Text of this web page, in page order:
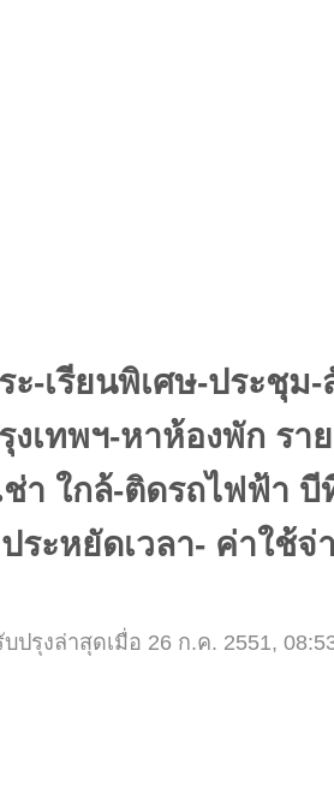
ะ-เรียนพิเศษ-ประชุม
เทพฯ-หาห้องพัก รา
ช่า ใกล้-ติดรถไฟฟ้า บี
ระหยัดเวลา- ค่าใช้จ่
ปรุงล่าสุดเมื่อ 26 ก.ค. 2551,